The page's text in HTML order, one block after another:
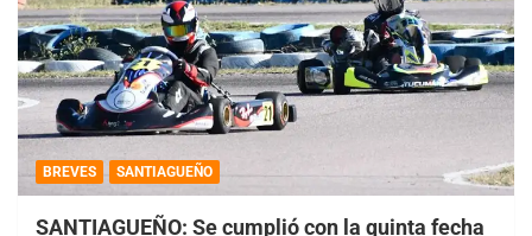
BREVES SANTIAGUEÑO
SANTIAGUEÑO: Se cumplió con la quinta fecha